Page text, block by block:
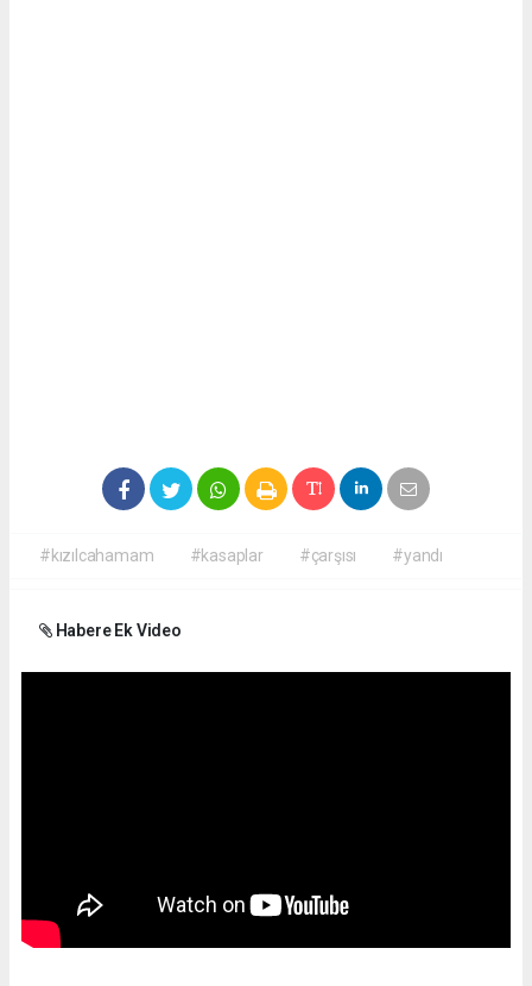
#kızılcahamam #kasaplar #çarşısı #yandı
Habere Ek Video